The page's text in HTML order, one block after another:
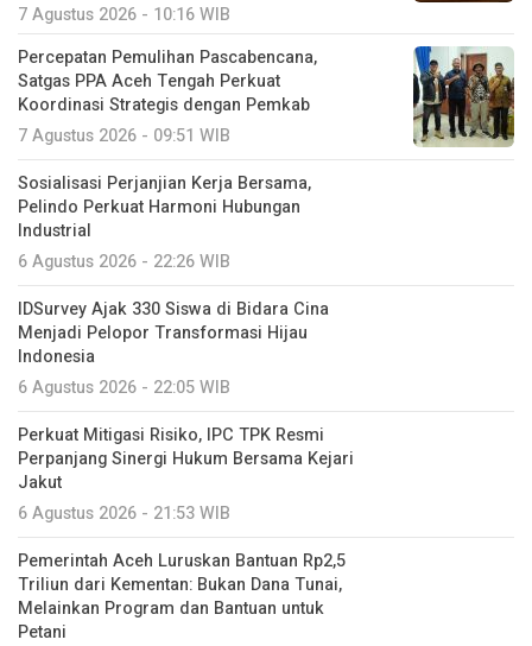
7 Agustus 2026 - 10:16 WIB
Percepatan Pemulihan Pascabencana,
Satgas PPA Aceh Tengah Perkuat
Koordinasi Strategis dengan Pemkab
7 Agustus 2026 - 09:51 WIB
Sosialisasi Perjanjian Kerja Bersama,
Pelindo Perkuat Harmoni Hubungan
Industrial
6 Agustus 2026 - 22:26 WIB
IDSurvey Ajak 330 Siswa di Bidara Cina
Menjadi Pelopor Transformasi Hijau
Indonesia
6 Agustus 2026 - 22:05 WIB
Perkuat Mitigasi Risiko, IPC TPK Resmi
Perpanjang Sinergi Hukum Bersama Kejari
Jakut
6 Agustus 2026 - 21:53 WIB
Pemerintah Aceh Luruskan Bantuan Rp2,5
Triliun dari Kementan: Bukan Dana Tunai,
Melainkan Program dan Bantuan untuk
Petani